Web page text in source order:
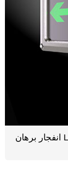
انفجار برهان Led تسجيل خروج الطوارئ أضواء SES